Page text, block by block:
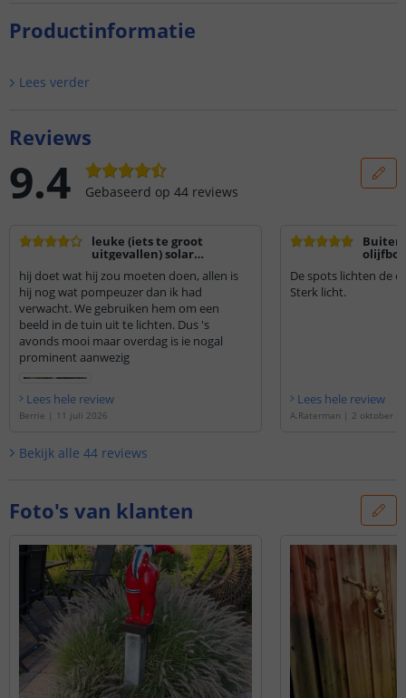
Productinformatie
Lees verder
Reviews
9.4 Gebaseerd op 44 reviews
leuke (iets te groot
uitgevallen) solar
hij doet wat hij zou moeten doen, allen is
hij nog wat pompeuzer dan ik had
verwacht. We gebruiken hem om een
beeld in de tuin uit te lichten. Dus 's
avonds mooi maar overdag is ie nogal
prominent aanwezig
Lees hele review
Berrie | 11 juli 2026
De spots lichten de
Sterk licht.
Lees hele review
A.Raterman | 2 oktober
Bekijk alle 44 reviews
Foto's van klanten